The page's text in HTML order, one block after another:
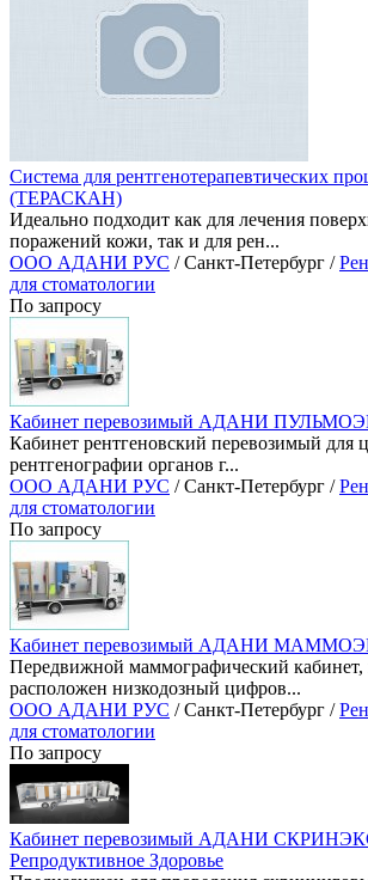
Система для рентгенотерапевтических
(ТЕРАСКАН)
Идеально подходит как для лечения
поражений кожи, так и для рен...
ООО АДАНИ РУС / Санкт-Петербург /
для стоматологии
По запросу
Кабинет перевозимый АДАНИ
Кабинет рентгеновский перевозимый для
рентгенографии органов г...
ООО АДАНИ РУС / Санкт-Петербург /
для стоматологии
По запросу
Кабинет перевозимый АДАНИ
Передвижной маммографический кабинет,
расположен низкодозный цифров...
ООО АДАНИ РУС / Санкт-Петербург /
для стоматологии
По запросу
Кабинет перевозимый АДАНИ
Репродуктивное Здоровье